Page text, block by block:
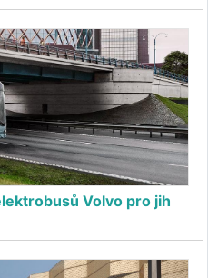
Volvo pro jih